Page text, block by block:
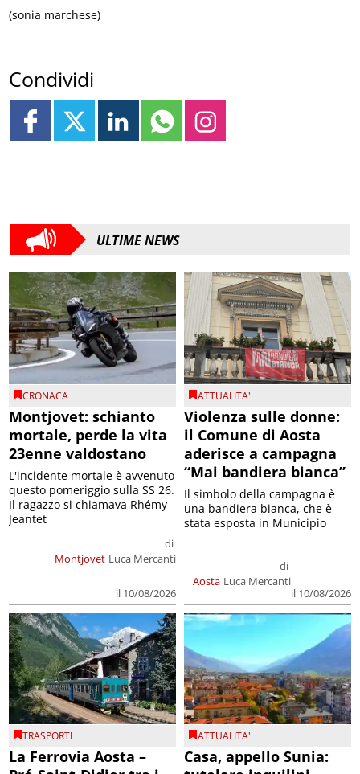
(sonia marchese)
Condividi
ULTIME NEWS
CRONACA
Montjovet: schianto
mortale, perde la vita
23enne valdostano
Montjovet
di
Luca Mercanti
il 10/08/2026
L'incidente mortale è avvenuto
questo pomeriggio sulla SS 26.
Il ragazzo si chiamava Rhémy
Jeantet
ATTUALITA'
Violenza sulle donne:
il Comune di Aosta
aderisce a campagna
“Mai bandiera bianca”
Aosta
di
Luca Mercanti
il 10/08/2026
Il simbolo della campagna è
una bandiera bianca, che è
stata esposta in Municipio
TRASPORTI
La Ferrovia Aosta –
ATTUALITA'
Casa, appello Sunia: